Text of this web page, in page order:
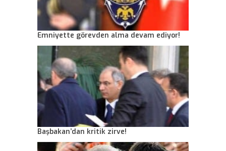
Emniyette görevden alma devam ediyor!
Başbakan’dan kritik zirve!